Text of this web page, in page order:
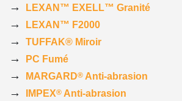
→ LEXAN™ EXELL™ Granité
→ LEXAN™ F2000
→ TUFFAK® Miroir
→ PC Fumé
→ MARGARD® Anti-abrasion
→ IMPEX® Anti-abrasion